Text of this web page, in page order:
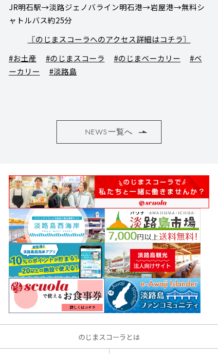
JR明石駅→淡路ジェノバライン明石港→岩屋港→無料シ
ャトルバス約25分
〖のじまスコーラへのアクセス詳細はコチラ〗
#お土産
#のじまスコーラ #のじまベーカリー
#ベ
ーカリー
#淡路島
NEWS一覧へ
のじまスコーラとは